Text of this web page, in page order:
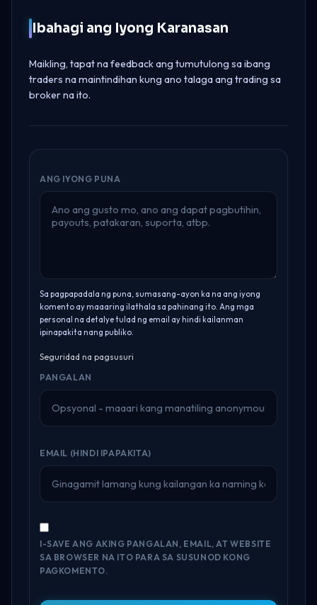
Ibahagi ang Iyong Karanasan
Maikling, tapat na feedback ang tumutulong sa ibang
traders na maintindihan kung ano talaga ang trading sa
broker na ito.
ANG IYONG PUNA
Sa pagpapadala ng puna, sumasang-ayon ka na ang iyong
komento ay maaaring ilathala sa pahinang ito. Ang mga
personal na detalye tulad ng email ay hindi kailanman
ipinapakita nang publiko.
Seguridad na pagsusuri
PANGALAN
EMAIL (HINDI IPAPAKITA)
I-SAVE ANG AKING PANGALAN, EMAIL, AT WEBSITE
SA BROWSER NA ITO PARA SA SUSUNOD KONG
PAGKOMENTO.